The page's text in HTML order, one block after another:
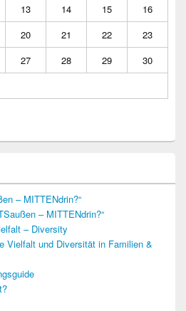
13 14 15
16
20 21 22
23
27 28 29
30
– MITTENdrin?“
– MITTENdrin?“
– Diversity
Vielfalt und Diversität in Familien &